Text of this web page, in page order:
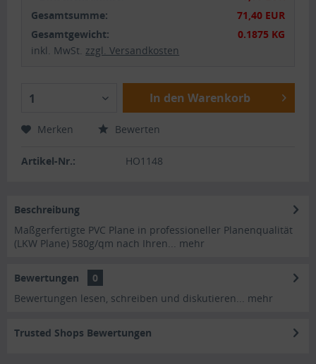
Gesamtsumme:
71,40 EUR
Gesamtgewicht:
0.1875 KG
inkl. MwSt. zzgl. Versandkosten
1 In den Warenkorb
Merken Bewerten
Artikel-Nr.: HO1148
Beschreibung
Maßgerfertigte PVC Plane in professioneller Planenqualität
(LKW Plane) 580g/qm nach Ihren... mehr
Bewertungen
0
Bewertungen lesen, schreiben und diskutieren... mehr
Trusted Shops Bewertungen